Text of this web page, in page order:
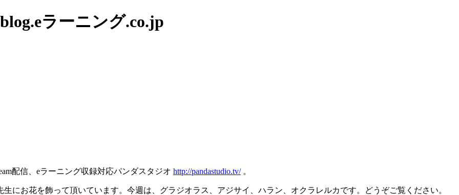
ラーニング.co.jp
配信、eラーニング収録対応パンダスタジオ http://pandastudio.tv/。
にお花を飾って頂いています。今週は、グラジオラス、アジサイ、ハラン、オクラレルカです。どうぞご覧ください。